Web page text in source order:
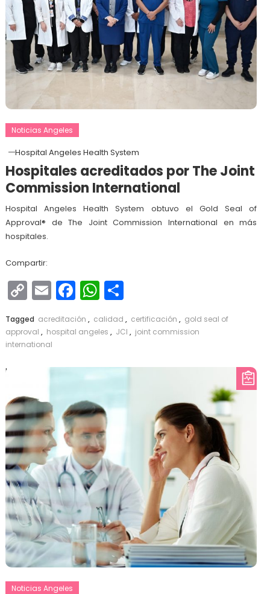
Noticias Angeles
Hospital Angeles Health System
Hospitales acreditados por The Joint
Commission International
Hospital Angeles Health System obtuvo el Gold Seal of
Approval® de The Joint Commission International en más
hospitales.
Compartir:
Copy
Link
EmailFacebook
WhatsApp
Compartir
Tagged acreditación , calidad , certificación , gold seal of
approval , hospital angeles , JCI , joint commission
international
Leer
Noticias Angeles